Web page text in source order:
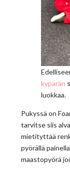
kypärän
luokkaa.
Pukyssä on
tarvitse siis
mietityttää
pyörällä
maastopyörä